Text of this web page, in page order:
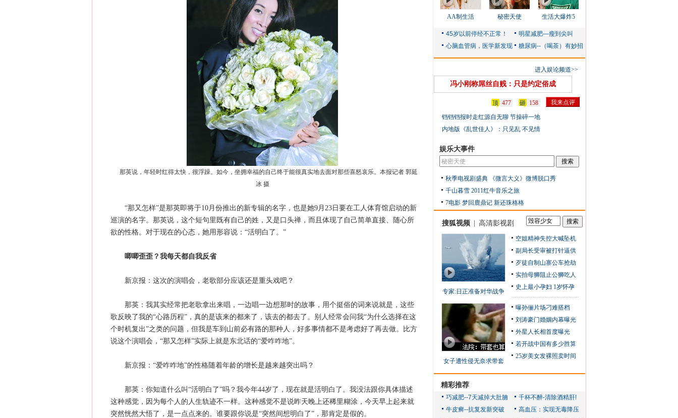
那英说，年轻时红得太快，很浮躁。如今，坐拥幸福的自己终于能很真实地去面对那些喜怒哀乐。本报记者 郭延
冰 摄
“那又怎样”是那英即将于10月份推出的新专辑的名字，也是她9月23日要在工人体育馆启动的新
巡演的名字。那英说，这个短句里既有自己的姓，又是口头禅，而且体现了自己简单直接、随心所
欲的性格。对于现在的心态，她用形容说：“活明白了。”
唧唧歪歪？我每天都自我反省
新京报：这次的演唱会，老歌部分应该还是重头戏吧？
那英：我其实经常把老歌拿出来唱，一边唱一边想那时的故事，用个挺俗的词来说就是，这些
歌反映了我的“心路历程”，真的是该来的都来了，该去的都去了。别人经常会问我“为什么选择在这
个时机复出”之类的问题，但我是车到山前必有路的那种人，好多事情都不是考虑好了再去做。比方
说这个演唱会，“那又怎样”实际上就是东北话的“爱咋咋地”。
新京报：“爱咋咋地”的性格随着年龄的增长是越来越突出吗？
那英：你知道什么叫“活明白了”吗？我今年44岁了，现在就是活明白了。我没法跟你具体描述
这种感觉，因为每个人的人生轨迹不一样。这种感觉不是说昨天晚上还稀里糊涂，今天早上起来就
突然恍然大悟了，是一点点来的。谁要跟你说是“突然间想明白了”，那肯定是假的。
AA制生活 秘密天使 生活大爆炸5
进入娱论频道>>
冯小刚称屌丝自贱：只是约定俗成
顶 477 砸
158
铛铛铛报时走红源自无聊 节操碎一地
内地版《乱世佳人》：只见乱 不见情
娱乐大事件
秋季电视剧盛典
《微言大义》微博脱口秀
千山暮雪 2011红牛音乐之旅
7电影 梦回鹿鼎记 新还珠格格
搜狐视频 高清影视剧
专家:日正准备对华战争
女子遭性侵无奈求带套
空姐精神失控大喊坠机
副局长受审被打针逼供
歹徒自制山寨公车抢劫
实拍母狮阻止公狮吃人
史上最小孕妇 1岁怀孕
曝孙俪片场刁难搭档
刘涛豪门婚姻内幕曝光
外星人长相首度曝光
若开战中国有多少胜算
25岁美女发裸照卖时间
精彩推荐